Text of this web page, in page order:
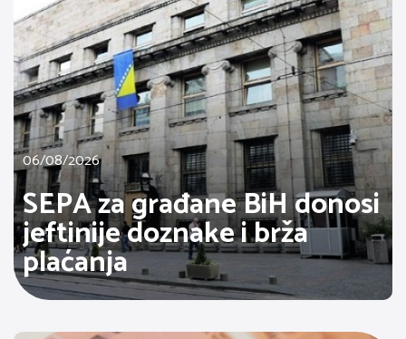
06/08/2026
SEPA za građane BiH donosi
jeftinije doznake i brža
plaćanja